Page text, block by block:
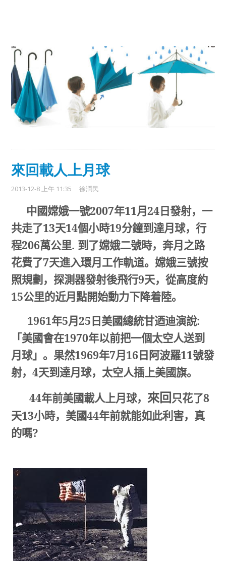
來回載人上月球
2013-12-8 上午 11:35 徐潤民
中國嫦娥一號2007年11月24日發射，一
共走了13天14個小時19分鐘到達月球，行
程206萬公里. 到了嫦娥二號時，奔月之路
花費了7天進入環月工作軌道。嫦娥三號按
照規劃，探測器發射後飛行9天，從高度約
15公里的近月點開始動力下降着陸。
1961年5月25日美國總統甘迺迪演說:
「美國會在1970年以前把一個太空人送到
月球」。果然1969年7月16日阿波羅11號發
射，4天到達月球，太空人插上美國旗。
44年前美國載人上月球，來回只花了8
天13小時，美國44年前就能如此利害，真
的嗎?